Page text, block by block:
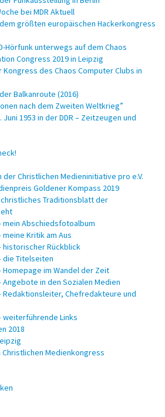
bei MDR Aktuell
größten europäischen Hackerkongress
Hörfunk unterwegs auf dem Chaos
Congress 2019 in Leipzig
Kongress des Chaos Computer Clubs in
Balkanroute (2016)
nach dem Zweiten Weltkrieg”
Juni 1953 in der DDR – Zeitzeugen und
der Christlichen Medieninitiative pro e.V.
Goldener Kompass 2019
christliches Traditionsblatt der
mein Abschiedsfotoalbum
meine Kritik am Aus
historischer Rückblick
die Titelseiten
Homepage im Wandel der Zeit
Angebote in den Sozialen Medien
Redaktionsleiter, Chefredakteure und
weiterführende Links
2018
Medienkongress